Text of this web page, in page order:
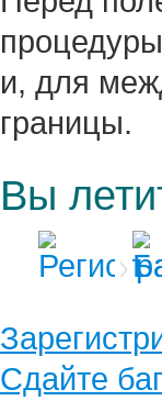
и, для
границы.
Вы
Cдайте